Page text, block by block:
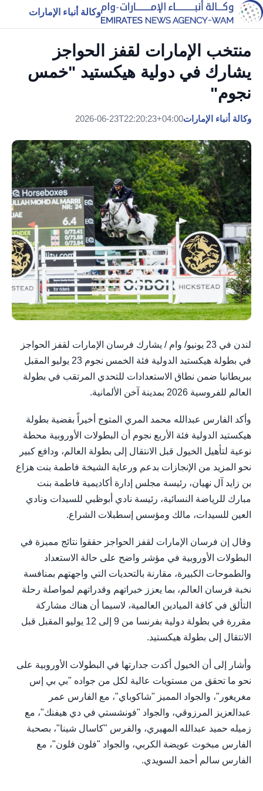
وكالة أنباء الإمارات
منتخب الإمارات لقفز الحواجز
يشارك في دولية هيكستيد "خمس
نجوم"
وكالة أنباء الإمارات2026-06-23T22:20:23+04:00
لندن في 23 يونيو/ وام / يشارك فرسان الإمارات لقفز الحواجز
في بطولة هيكستيد الدولية فئة الخمس نجوم 23 يوليو المقبل
ببريطانيا ضمن نطاق الاستعدادات للتحدي المرتقب في بطولة
العالم للفروسية 2026 بمدينة آخن الألمانية.
وأكد الفارس عبدالله محمد المري المتوج أخيراً بفضية بطولة
هيكستيد الدولية فئة الأربع نجوم أن البطولات الأوروبية محطة
نوعية لتأهيل الخيول قبل الانتقال إلى بطولة العالم، ودافع كبير
نحو المزيد من الإنجازات بدعم ورعاية الشيخة فاطمة بنت هزاع
بن زايد آل نهيان، رئيسة مجلس إدارة أكاديمية فاطمة بنت
مبارك للرياضة النسائية، رئيسة نادي أبوظبي للسيدات ونادي
العين للسيدات، مالك ومؤسس إسطبلات الشراع.
وقال إن فرسان الإمارات لقفز الحواجز حققوا نتائج مميزة في
البطولات الأوروبية في مؤشر واضح على حالة الاستعداد
والطموحات الكبيرة، مقارنة بالتحديات التي واجهتهم بمنافسة
نخبة فرسان العالم، بما يعزز خبراتهم وقدراتهم لمواصلة رحلة
التألق في كافة الميادين العالمية، لاسيما أن هناك مشاركة
مقررة في بطولة دولية بفرنسا من 9 إلى 12 يوليو المقبل قبل
الانتقال إلى بطولة هيكستيد.
وأشار إلى أن الخيول أكدت جدارتها في البطولات الأوروبية على
نحو ما تحقق من مستويات عالية لكل من جواده "بي بي إس
مغريغور"، والجواد المميز "شاكوباي"، مع الفارس عمر
عبدالعزيز المرزوقي، والجواد "فونشستي في دي هيفنك"، مع
زميله حميد عبدالله المهيري، والفرس "كاسال شينا"، بصحبة
الفارس مبخوت عويضة الكربي، والجواد "فلون فلون"، مع
الفارس سالم أحمد السويدي.